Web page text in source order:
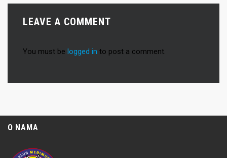
LEAVE A COMMENT
You must be logged in to post a comment.
O NAMA